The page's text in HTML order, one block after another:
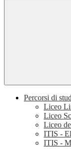
Percorsi di
Liceo
Liceo
Liceo
ITIS -
ITIS -